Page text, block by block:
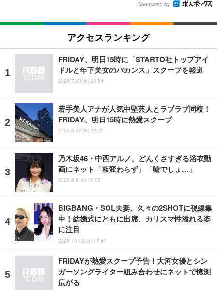
Sponsored by
アクセスランキング
FRIDAY、明日15時に「STARTO社トップアイ
ドルと年下美女のバカンス」スクープを報道
2025.7.23(水) 20:54
若手美人アナが人気中堅芸人とラブラブ同棲！
FRIDAY、明日15時に熱愛スクープ
2025.8.27(水) 22:20
乃木坂46・中西アルノ、どんくさすぎる浴衣動
画にネット「相変わらず」「嘘でしょ…」
2026.8.6(木) 15:09
BIGBANG・SOL夫妻、久々の2SHOTに視線集
中！結婚式にともに出席、カリスマ性溢れる姿
に注目
2025.10.12(日) 17:47
FRIDAYが熱愛スクープ予告！大河女優とシン
ガーソングライター組み合わせにネットで憶測
広がる